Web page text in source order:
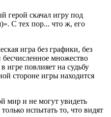
герой скачал игру под
С тех пор... что ж, его
игра без графики, без
бесчисленное множество
игре повлияет на судьбу
стороне игры находится
мир и не могут увидеть
испытать то, что видят